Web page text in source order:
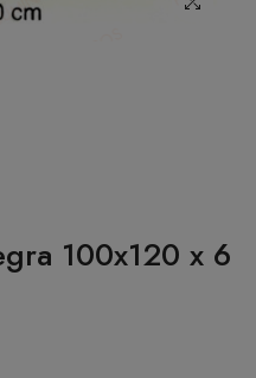
100x120 x 6